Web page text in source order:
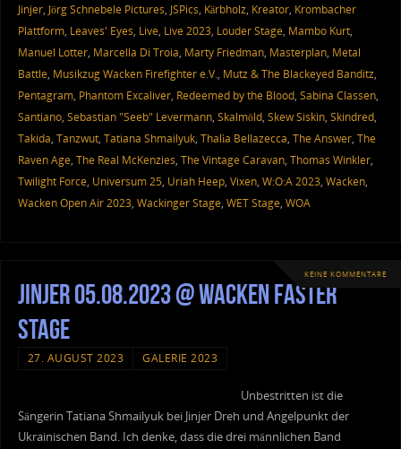
Jinjer, Jörg Schnebele Pictures, JSPics, Kärbholz, Kreator, Krombacher
Plattform, Leaves' Eyes, Live, Live 2023, Louder Stage, Mambo Kurt,
Manuel Lotter, Marcella Di Troia, Marty Friedman, Masterplan, Metal
Battle, Musikzug Wacken Firefighter e.V., Mutz & The Blackeyed Banditz,
Pentagram, Phantom Excaliver, Redeemed by the Blood, Sabina Classen,
Santiano, Sebastian "Seeb" Levermann, Skalmöld, Skew Siskin, Skindred,
Takida, Tanzwut, Tatiana Shmailyuk, Thalìa Bellazecca, The Answer, The
Raven Age, The Real McKenzies, The Vintage Caravan, Thomas Winkler,
Twilight Force, Universum 25, Uriah Heep, Vixen, W:O:A 2023, Wacken,
Wacken Open Air 2023, Wackinger Stage, WET Stage, WOA
KEINE KOMMENTARE
Jinjer 05.08.2023 @ Wacken Faster
Stage
27. AUGUST 2023 GALERIE 2023
Unbestritten ist die
Sängerin Tatiana Shmailyuk bei Jinjer Dreh und Angelpunkt der
Ukrainischen Band. Ich denke, dass die drei männlichen Band